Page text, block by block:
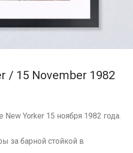
/ 15 November 1982
Yorker 15 ноября 1982 года.
за барной стойкой в